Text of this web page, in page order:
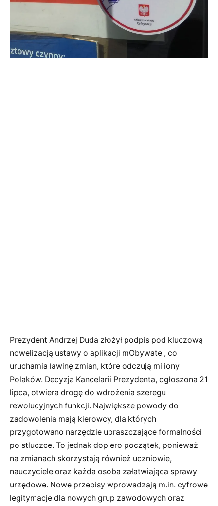
Prezydent Andrzej Duda złożył podpis pod kluczową
nowelizacją ustawy o aplikacji mObywatel, co
uruchamia lawinę zmian, które odczują miliony
Polaków. Decyzja Kancelarii Prezydenta, ogłoszona 21
lipca, otwiera drogę do wdrożenia szeregu
rewolucyjnych funkcji. Największe powody do
zadowolenia mają kierowcy, dla których
przygotowano narzędzie upraszczające formalności
po stłuczce. To jednak dopiero początek, ponieważ
na zmianach skorzystają również uczniowie,
nauczyciele oraz każda osoba załatwiająca sprawy
urzędowe. Nowe przepisy wprowadzają m.in. cyfrowe
legitymacje dla nowych grup zawodowych oraz